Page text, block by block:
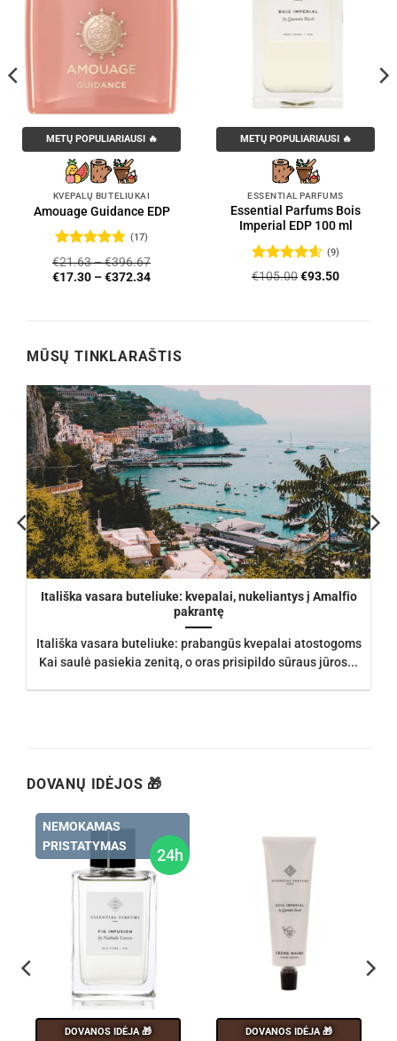
METŲ POPULIARIAUSI 🔥
KVEPALŲ BUTELIUKAI
Amouage Guidance EDP
Įvertinimas:
4.76iš 5
(17)
€21.63–€396.67
€17.30 –€372.34
METŲ POPULIARIAUSI 🔥
ESSENTIAL PARFUMS
Essential Parfums Bois
Imperial EDP 100 ml
Įvertinimas:
(9)
€105.00Original
€93.50Current
MŪSŲ TINKLARAŠTIS
Itališka vasara buteliuke: kvepalai, nukeliantys į Amalfio
pakrantę
Itališka vasara buteliuke: prabangūs kvepalai atostogoms
Kai saulė pasiekia zenitą, o oras prisipildo sūraus jūros...
DOVANŲ IDĖJOS 🎁
24h
NEMOKAMAS
PRISTATYMAS
DOVANOS IDĖJA 🎁 DOVANOS IDĖJA 🎁